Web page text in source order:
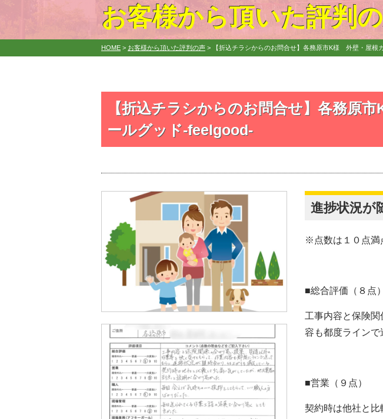
お客様から頂いた評判
HOME > お客様から頂いた評判の声 > 【折込チラシからのお問合せ】各務原市K様 外壁・屋根
【折込チラシからのお問合せ】各務原
ールグッド‐feelgood‐
進捗状況が
※点数は１０点満
■総合評価（８点）
工事内容と保険
容も都度ラインで
■営業（９点）
契約時は他社と